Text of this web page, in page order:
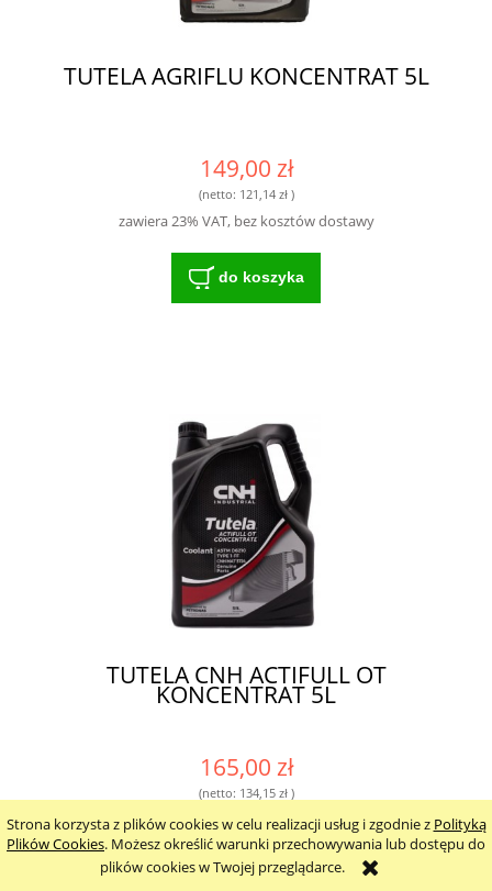
Strona korzysta z plików cookies w celu realizacji usług i zgodnie z Polityką
Plików Cookies. Możesz określić warunki przechowywania lub dostępu do
plików cookies w Twojej przeglądarce.
TUTELA AGRIFLU KONCENTRAT 5L
149,00 zł
(netto: 121,14 zł)
zawiera 23% VAT, bez kosztów dostawy
do koszyka
TUTELA CNH ACTIFULL OT
KONCENTRAT 5L
165,00 zł
(netto: 134,15 zł)
zawiera 23% VAT, bez kosztów dostawy
do koszyka